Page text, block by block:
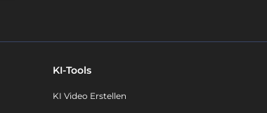
KI-Tools
KI Video Erstellen